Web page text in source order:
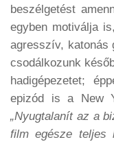
beszélgetést
egyben motiválja
agresszív, katonás
csodálkozunk
hadigépezetet;
epizód is a New
„Nyugtalanít az a
film egésze teljes